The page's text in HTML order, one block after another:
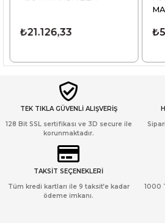
₺21.126,33
TEK TIKLA GÜVENLİ ALIŞVERİŞ
128 Bit SSL sertifikası ve 3D secure ile
korunmaktadır.
TAKSİT SEÇENEKLERİ
Tüm kredi kartları ile 9 taksit’e kadar
ödeme imkanı.
1000